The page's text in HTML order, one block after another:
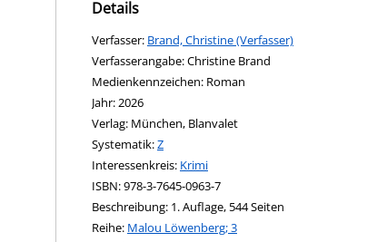
Details
Verfasser: Suche nach diesem Verfasser
Brand, Christine (Verfasser)
Verfasserangabe:Christine Brand
Medienkennzeichen: Roman
Jahr:2026
Verlag: München, Blanvalet
opens in new tab
Diesen Link in neuem Tab öffnen
Systematik:Suche nach dieser Systematik
Z
Interessenkreis: Suche nach diesem Interessenskreis
Krimi
ISBN:978-3-7645-0963-7
Beschreibung: 1. Auflage, 544 Seiten
Reihe: Malou Löwenberg; 3